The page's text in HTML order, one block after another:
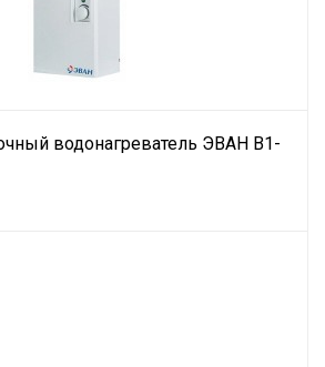
водонагреватель ЭВАН В1-